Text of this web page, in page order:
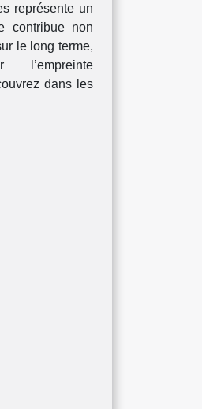
représente un
contribue non
le long terme,
dans les